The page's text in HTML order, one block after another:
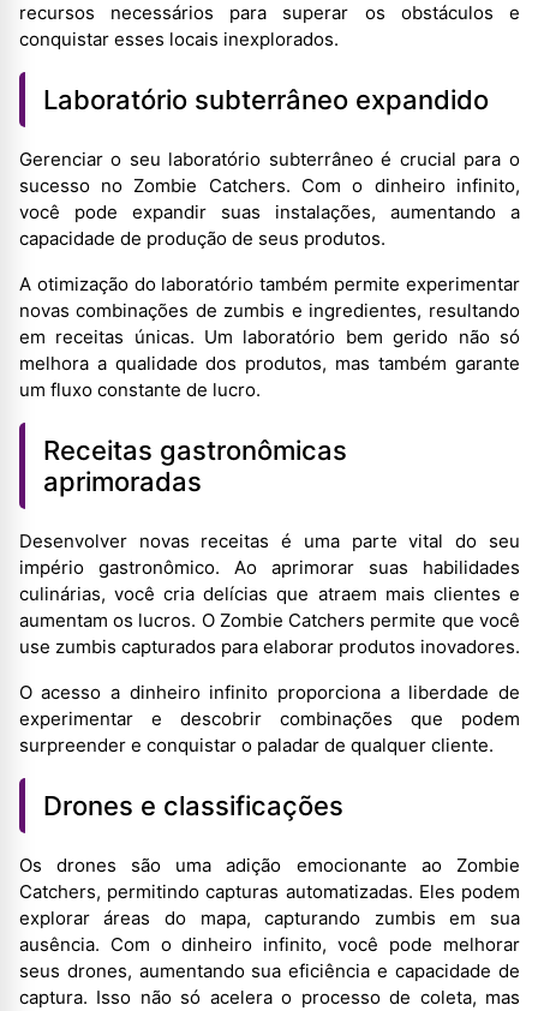
recursos necessários para superar os obstáculos e
conquistar esses locais inexplorados.
Laboratório subterrâneo expandido
Gerenciar o seu laboratório subterrâneo é crucial para o
sucesso no Zombie Catchers. Com o dinheiro infinito,
você pode expandir suas instalações, aumentando a
capacidade de produção de seus produtos.
A otimização do laboratório também permite experimentar
novas combinações de zumbis e ingredientes, resultando
em receitas únicas. Um laboratório bem gerido não só
melhora a qualidade dos produtos, mas também garante
um fluxo constante de lucro.
Receitas gastronômicas
aprimoradas
Desenvolver novas receitas é uma parte vital do seu
império gastronômico. Ao aprimorar suas habilidades
culinárias, você cria delícias que atraem mais clientes e
aumentam os lucros. O Zombie Catchers permite que você
use zumbis capturados para elaborar produtos inovadores.
O acesso a dinheiro infinito proporciona a liberdade de
experimentar e descobrir combinações que podem
surpreender e conquistar o paladar de qualquer cliente.
Drones e classificações
Os drones são uma adição emocionante ao Zombie
Catchers, permitindo capturas automatizadas. Eles podem
explorar áreas do mapa, capturando zumbis em sua
ausência. Com o dinheiro infinito, você pode melhorar
seus drones, aumentando sua eficiência e capacidade de
captura. Isso não só acelera o processo de coleta, mas